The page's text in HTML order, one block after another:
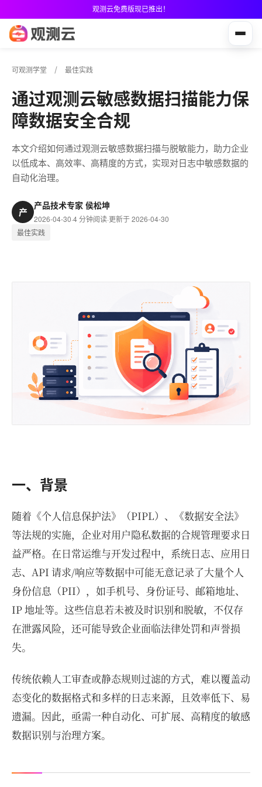
观测云免费版现已推出！
可观测学堂 最佳实践
通过观测云敏感数据扫描能力保
障数据安全合规
本文介绍如何通过观测云敏感数据扫描与脱敏能力，助力企业
以低成本、高效率、高精度的方式，实现对日志中敏感数据的
自动化治理。
产
产品技术专家 侯松坤
2026-04-30·4 分钟阅读·更新于 2026-04-30
最佳实践
一、背景
随着《个人信息保护法》（PIPL）、《数据安全法》
等法规的实施，企业对用户隐私数据的合规管理要求日
益严格。在日常运维与开发过程中，系统日志、应用日
志、API 请求/响应等数据中可能无意记录了大量个人
身份信息（PII），如手机号、身份证号、邮箱地址、
IP 地址等。这些信息若未被及时识别和脱敏，不仅存
在泄露风险，还可能导致企业面临法律处罚和声誉损
失。
传统依赖人工审查或静态规则过滤的方式，难以覆盖动
态变化的数据格式和多样的日志来源，且效率低下、易
遗漏。因此，亟需一种自动化、可扩展、高精度的敏感
数据识别与治理方案。